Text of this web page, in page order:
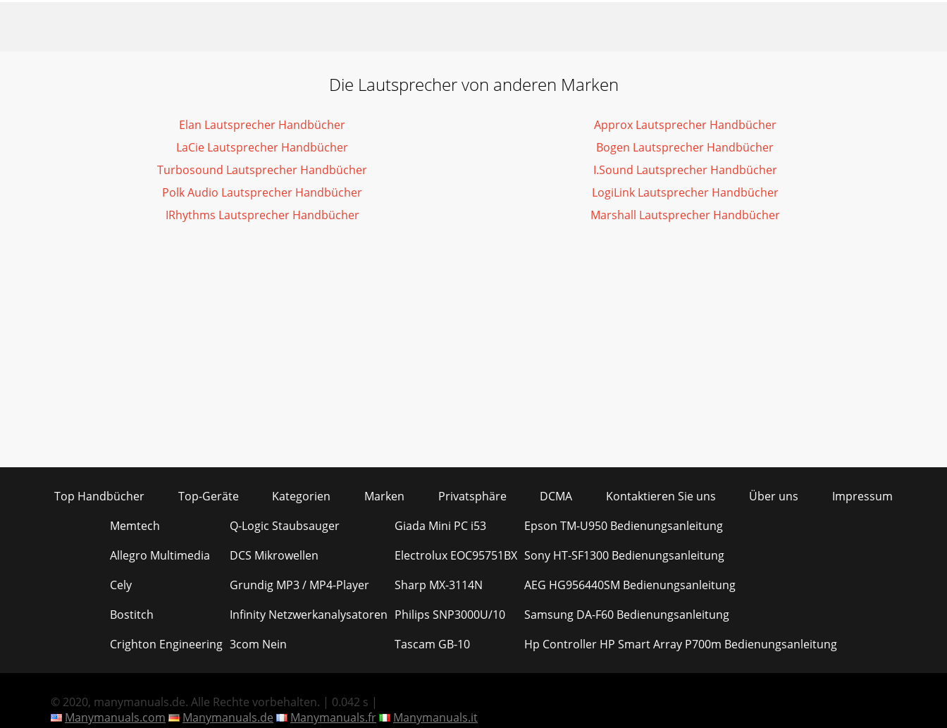
Die Lautsprecher von anderen Marken
Elan Lautsprecher Handbücher
LaCie Lautsprecher Handbücher
Turbosound Lautsprecher Handbücher
Polk Audio Lautsprecher Handbücher
IRhythms Lautsprecher Handbücher
Approx Lautsprecher Handbücher
Bogen Lautsprecher Handbücher
I.Sound Lautsprecher Handbücher
LogiLink Lautsprecher Handbücher
Marshall Lautsprecher Handbücher
Top Handbücher Top-Geräte Kategorien Marken Privatsphäre DCMA Kontaktieren Sie uns Über uns
Impressum
Memtech
Allegro Multimedia
Cely
Bostitch
Crighton Engineering
Q-Logic Staubsauger
DCS Mikrowellen
Grundig MP3 / MP4-Player
Infinity Netzwerkanalysatoren
3com Nein
Giada Mini PC i53
Electrolux EOC95751BX
Sharp MX-3114N
Philips SNP3000U/10
Tascam GB-10
Epson TM-U950 Bedienungsanleitung
Sony HT-SF1300 Bedienungsanleitung
AEG HG956440SM Bedienungsanleitung
Samsung DA-F60 Bedienungsanleitung
Hp Controller HP Smart Array P700m Bedienungsanleitung
© 2020, manymanuals.de. Alle Rechte vorbehalten. | 0.042 s |
Manymanuals.com
Manymanuals.de Manymanuals.fr
Manymanuals.it